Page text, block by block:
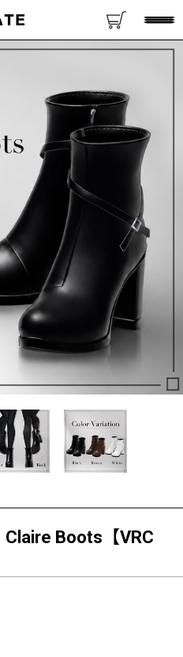
Claire Boots【VRC